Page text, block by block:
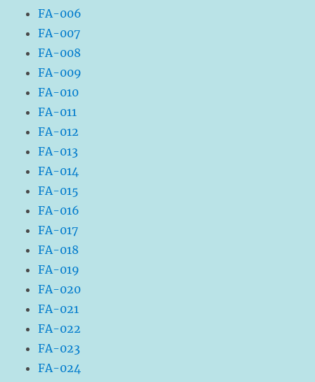
FA-006
FA-007
FA-008
FA-009
FA-010
FA-011
FA-012
FA-013
FA-014
FA-015
FA-016
FA-017
FA-018
FA-019
FA-020
FA-021
FA-022
FA-023
FA-024